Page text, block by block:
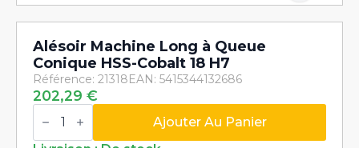
Alésoir Machine Long à Queue
Conique HSS-Cobalt 18 H7
Référence: 21318EAN: 5415344132686
202,29 €
quantité
de
Ajouter Au Panier